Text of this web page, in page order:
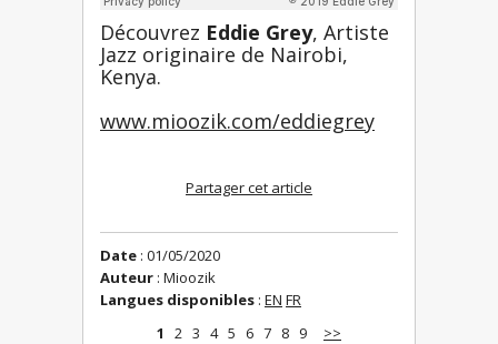
Découvrez Eddie Grey, Artiste
Jazz originaire de Nairobi,
Kenya.
www.mioozik.com/eddiegrey
Partager cet article
Date : 01/05/2020
Auteur : Mioozik
Langues disponibles : EN FR
1
2 3 4 5 6 7 8 9 >>